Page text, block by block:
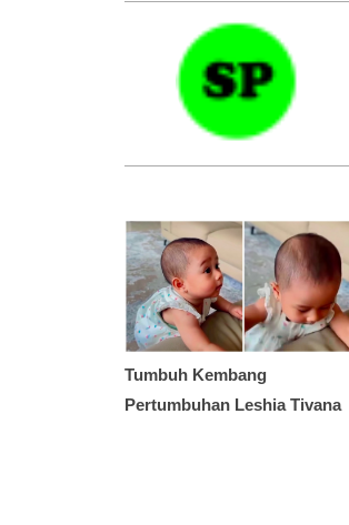
Tumbuh Kembang
Pertumbuhan Leshia Tivana